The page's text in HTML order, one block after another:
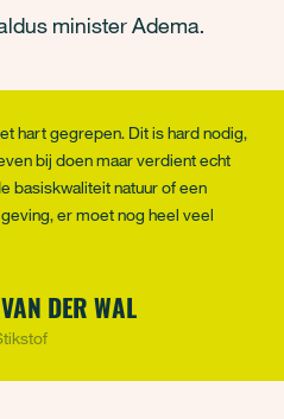
minister Adema.
hart gegrepen. Dit is hard nodig,
bij doen maar verdient echt
basiskwaliteit natuur of een
er moet nog heel veel
DER WAL